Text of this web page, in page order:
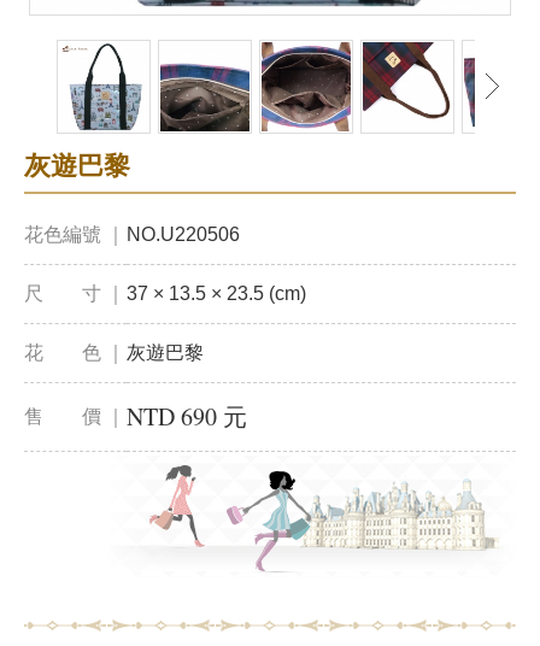
灰遊巴黎
花色編號 ｜ NO.U220506
尺 寸 ｜ 37 × 13.5 × 23.5 (cm)
花 色 ｜ 灰遊巴黎
售 價 ｜ NTD 690 元